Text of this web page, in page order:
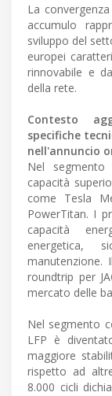
La
accumulo
sviluppo del
europei
rinnovabile e
della rete.
Contesto
specifiche
nell'annuncio
Nel
capacità
come Tesla
PowerTitan. I
capacità
energetica,
manutenzione.
roundtrip per
mercato delle
Nel segmento
LFP è
maggiore
rispetto ad
8.000 cicli